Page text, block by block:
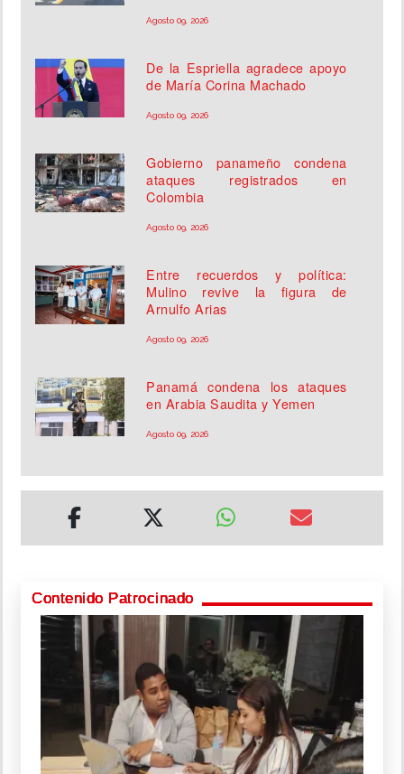
Agosto 09, 2026
De la Espriella agradece apoyo
de María Corina Machado
Agosto 09, 2026
Gobierno panameño condena
ataques registrados en
Colombia
Agosto 09, 2026
Entre recuerdos y política:
Mulino revive la figura de
Arnulfo Arias
Agosto 09, 2026
Panamá condena los ataques
en Arabia Saudita y Yemen
Agosto 09, 2026
Contenido Patrocinado